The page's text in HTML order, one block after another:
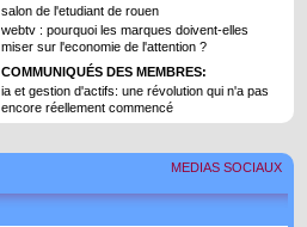
salon de l'etudiant de rouen
webtv : pourquoi les marques doivent-elles
miser sur l'economie de l'attention ?
COMMUNIQUÉS DES MEMBRES:
ia et gestion d'actifs: une révolution qui n'a pas
encore réellement commencé
MEDIAS SOCIAUX